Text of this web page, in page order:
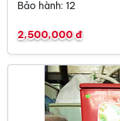
Bảo hành: 12
2,500,000 đ